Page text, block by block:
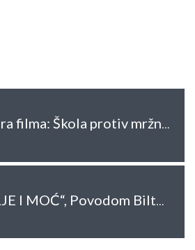
Online premijera filma: Škola protiv mržnje
Tribina „NASILJE I MOĆ“, Povodom Biltena STANAR 18&19